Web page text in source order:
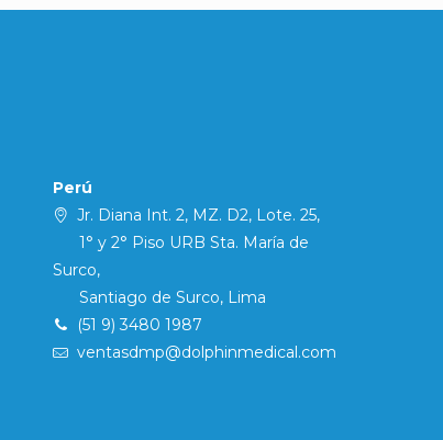
Perú
Jr. Diana Int. 2, MZ. D2, Lote. 25,
1° y 2° Piso URB Sta. María de
Surco,
Santiago de Surco, Lima
(51 9) 3480 1987
ventasdmp@dolphinmedical.com